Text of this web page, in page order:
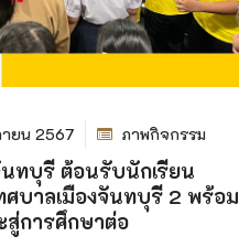
ยน 2567 ภาพกิจกรรม
ทบุรี ต้อนรับนักเรียน
ทศบาลเมืองจันทบุรี 2 พร้อม
สู่การศึกษาต่อ